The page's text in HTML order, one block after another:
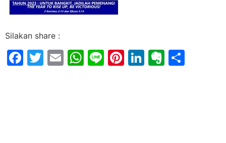
Silakan share :
Facebook
Twitter
EmailWhatsApp
LinePinterest
LinkedIn